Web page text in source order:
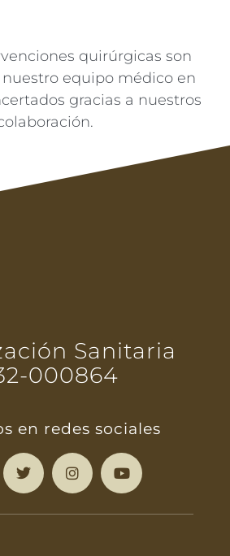
quirúrgicas son
nuestro equipo médico en
gracias a nuestros
Sanitaria
000864
en redes sociales